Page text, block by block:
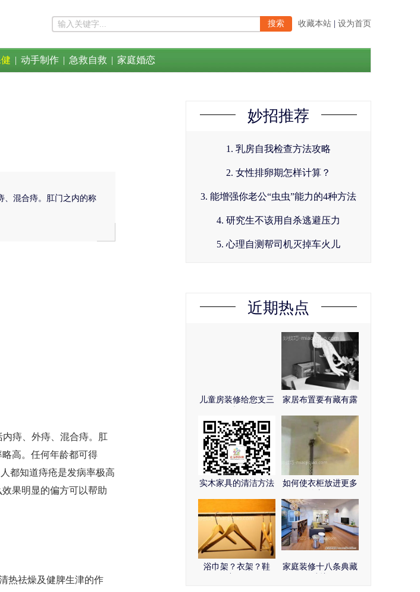
收藏本站 设为首页
| 动手制作 | 急救自救 | 家庭婚恋
、混合痔。肛门之内的称
痔、外痔、混合痔。肛
高。任何年龄都可得
都知道痔疮是发病率极高
果明显的偏方可以帮助
热祛燥及健脾生津的作
妙招推荐
1. 乳房自我检查方法攻略
2. 女性排卵期怎样计算？
3. 能增强你老公“虫虫”能力的4种方法
4. 研究生不该用自杀逃避压力
5. 心理自测帮司机灭掉车火儿
近期热点
儿童房装修给您支三
家居布置要有藏有露
实木家具的清洁方法
如何使衣柜放进更多
浴巾架？衣架？鞋
家庭装修十八条典藏